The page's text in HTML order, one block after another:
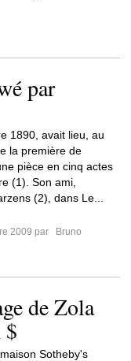
par
1890, avait lieu, au
la première de
pièce en cinq actes
(1). Son ami,
(2), dans Le...
2009 par
Bruno
de Zola
Sotheby's